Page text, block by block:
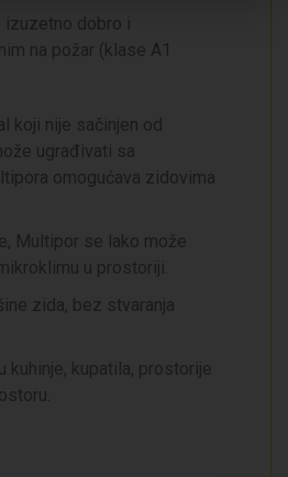
izuzetno dobro i
na požar (klase A1
koji nije sačinjen od
ugrađivati sa
omogućava zidovima
Multipor se lako može
u prostoriji.
zida, bez stvaranja
kuhinje, kupatila, prostorije